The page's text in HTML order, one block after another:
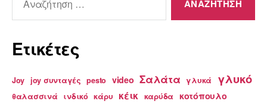
για:
Ετικέτες
Joy joy συνταγές pesto video Σαλάτα γλυκά γλυκό
θαλασσινά ινδικό κάρυ κέικ καρύδα κοτόπουλο